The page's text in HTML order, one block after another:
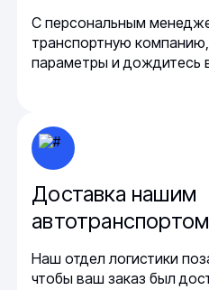
С персональным
транспортную
параметры и дождитесь
Доставка нашим
автотранспортом
Наш отдел логистики
чтобы ваш заказ был